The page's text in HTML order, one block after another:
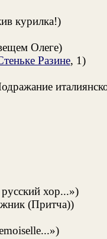
курилка!)
Олеге)
Разине, 1)
хор...»)
(Притча))